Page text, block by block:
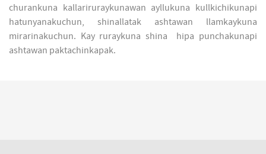
churankuna kallariruraykunawan ayllukuna kullkichikunapi
hatunyanakuchun, shinallatak ashtawan llamkaykuna
mirarinakuchun. Kay ruraykuna shina hipa punchakunapi
ashtawan paktachinkapak.